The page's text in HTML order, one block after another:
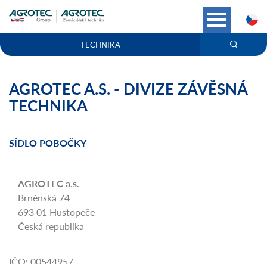
TECHNIKA
AGROTEC A.S. - DIVIZE ZÁVĚSNÁ
TECHNIKA
SÍDLO POBOČKY
AGROTEC a.s.
Brněnská 74
693 01 Hustopeče
Česká republika